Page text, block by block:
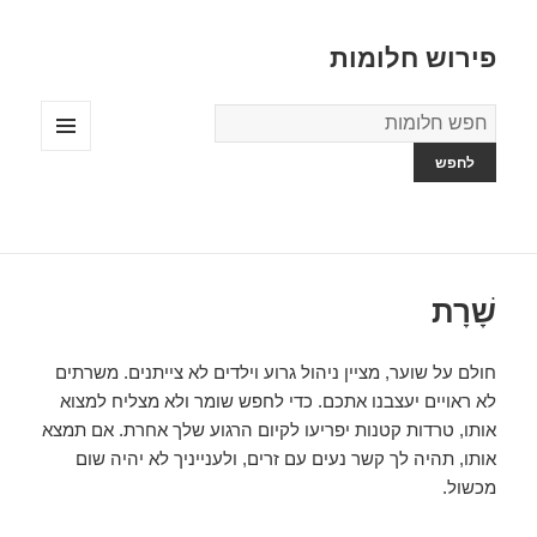
פירוש חלומות
מילון
החלומות
שָׁרָת
חולם על שוער, מציין ניהול גרוע וילדים לא צייתנים. משרתים
לא ראויים יעצבנו אתכם. כדי לחפש שומר ולא מצליח למצוא
אותו, טרדות קטנות יפריעו לקיום הרגוע שלך אחרת. אם תמצא
אותו, תהיה לך קשר נעים עם זרים, ולענייניך לא יהיה שום
מכשול.